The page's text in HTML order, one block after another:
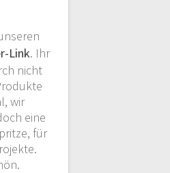
Link. Ihr
nicht
wir
eine
für